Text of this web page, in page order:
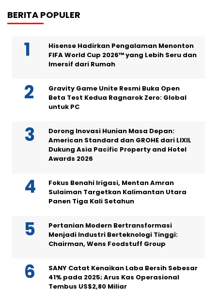
BERITA POPULER
Hisense Hadirkan Pengalaman Menonton
FIFA World Cup 2026™ yang Lebih Seru dan
Imersif dari Rumah
Gravity Game Unite Resmi Buka Open
Beta Test Kedua Ragnarok Zero: Global
untuk PC
Dorong Inovasi Hunian Masa Depan:
American Standard dan GROHE dari LIXIL
Dukung Asia Pacific Property and Hotel
Awards 2026
Fokus Benahi Irigasi, Mentan Amran
Sulaiman Targetkan Kalimantan Utara
Panen Tiga Kali Setahun
Pertanian Modern Bertransformasi
Menjadi Industri Berteknologi Tinggi:
Chairman, Wens Foodstuff Group
SANY Catat Kenaikan Laba Bersih Sebesar
41% pada 2025; Arus Kas Operasional
Tembus US$2,80 Miliar